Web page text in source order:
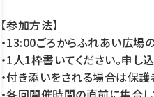
【参加方法】
・13:00ごろからふれあい広場
・1人1枠書いてください。申
・付き添いをされる場合は保